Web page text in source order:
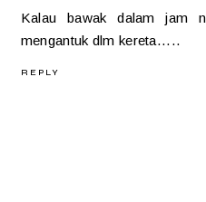
Kalau bawak dalam jam
mengantuk dlm kereta.....
REPLY